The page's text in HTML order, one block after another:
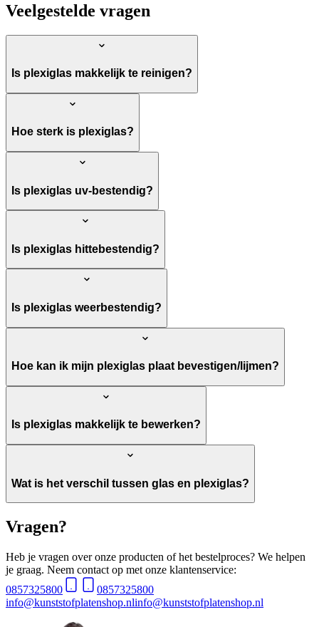
Veelgestelde vragen
Is plexiglas makkelijk te reinigen?
Hoe sterk is plexiglas?
Is plexiglas uv-bestendig?
Is plexiglas hittebestendig?
Is plexiglas weerbestendig?
Hoe kan ik mijn plexiglas plaat bevestigen/lijmen?
Is plexiglas makkelijk te bewerken?
Wat is het verschil tussen glas en plexiglas?
Vragen?
Heb je vragen over onze producten of het bestelproces? We helpen
je graag. Neem contact op met onze klantenservice:
0857325800
0857325800
info@kunststofplatenshop.nlinfo@kunststofplatenshop.nl